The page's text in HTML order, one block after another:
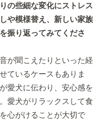
の些細な変化にストレス
や模様替え、新しい家族
振り返ってみてくださ
が聞こえたりといった経
ているケースもありま
愛犬に伝わり、安心感を
愛犬がリラックスして食
心がけることが大切で